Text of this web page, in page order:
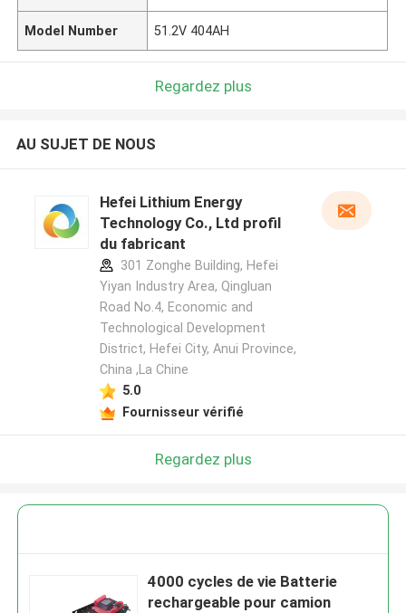
Model Number 51.2V 404AH
Regardez plus
AU SUJET DE NOUS
Hefei Lithium Energy
Technology Co., Ltd profil
du fabricant
301 Zonghe Building, Hefei
Yiyan Industry Area, Qingluan
Road No.4, Economic and
Technological Development
District, Hefei City, Anui Province,
China ,La Chine
5.0
Fournisseur vérifié
Regardez plus
4000 cycles de vie Batterie
rechargeable pour camion